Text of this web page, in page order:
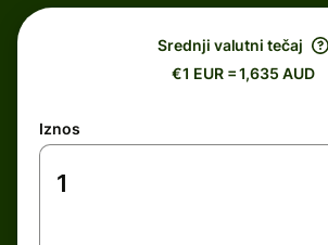
Srednji valutni tečaj
€1 EUR = 1,635 AUD
Iznos